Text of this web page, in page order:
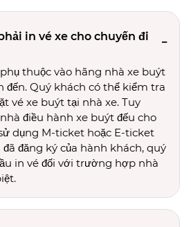
in vé xe cho chuyến đi
thuộc vào hãng nhà xe buýt
đến. Quý khách có thể kiểm tra
vé xe buýt tại nhà xe. Tuy
điều hành xe buýt đếu cho
dụng M-ticket hoặc E-ticket
đăng ký của hành khách, quý
in vé đối với trường hợp nhà